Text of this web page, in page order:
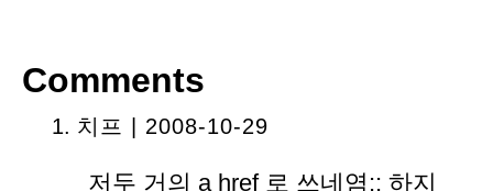
Comments
치프 | 2008-10-29
저두 거의 a href 로 쓰네염;; 하지